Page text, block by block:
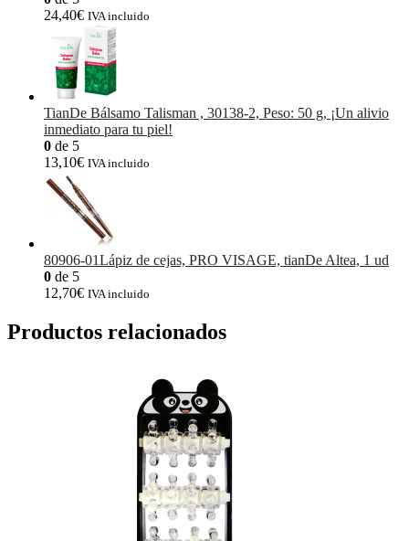
24,40€ IVA incluido
TianDe Bálsamo Talisman , 30138-2, Peso: 50 g, ¡Un alivio
inmediato para tu piel!
0 de 5
13,10€ IVA incluido
80906-01Lápiz de cejas, PRO VISAGE, tianDe Altea, 1 ud
0 de 5
12,70€ IVA incluido
Productos relacionados